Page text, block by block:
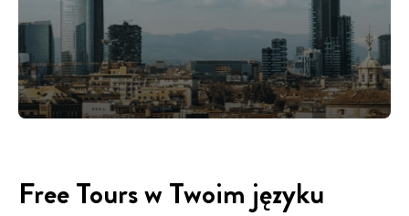
Free Tours w Twoim języku